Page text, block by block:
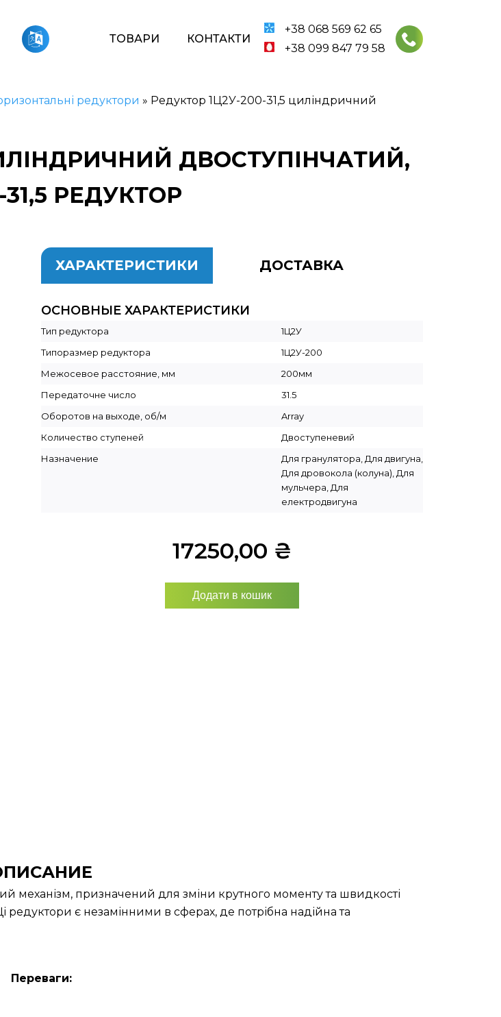
ТОВАРИ КОНТАКТИ
+38 068 569 62 65
+38 099 847 79 58
редуктори » Редуктор 1Ц2У-200-31,5 циліндричний
ДВОСТУПІНЧАТИЙ,
РЕДУКТОР
ХАРАКТЕРИСТИКИ ДОСТАВКА
ОСНОВНЫЕ ХАРАКТЕРИСТИКИ
Тип редуктора
1Ц2У
Типоразмер редуктора
1Ц2У-200
Межосевое расстояние, мм
200мм
Передаточне число
31.5
Оборотов на выходе, об/м
Array
Количество ступеней
Двоступеневий
Назначение
Для гранулятора, Для двигуна,
Для дровокола (колуна), Для
мульчера, Для
електродвигуна
17250,00 ₴
Додати в кошик
механізм, призначений для зміни крутного моменту та швидкості
редуктори є незамінними в сферах, де потрібна надійна та
Переваги: